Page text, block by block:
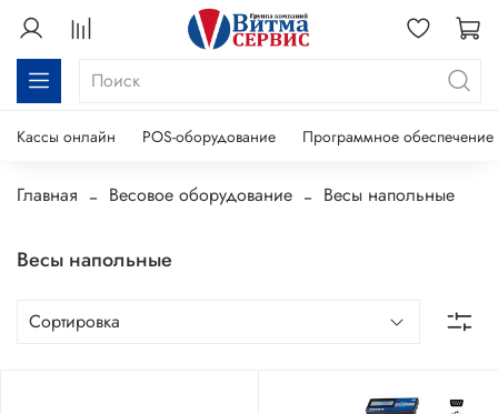
Кассы онлайн POS-оборудование Программное обеспечение
Главная Весовое оборудование Весы напольные
Весы напольные